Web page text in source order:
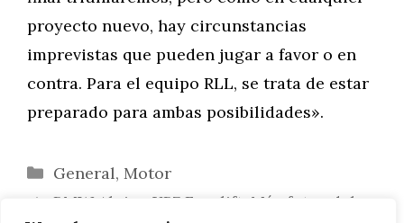
proyecto nuevo, hay circunstancias
imprevistas que pueden jugar a favor o en
contra. Para el equipo RLL, se trata de estar
preparado para ambas posibilidades».
Categorías
General, Motor
BMW Alpina XB7 Facelift: Más fotos del